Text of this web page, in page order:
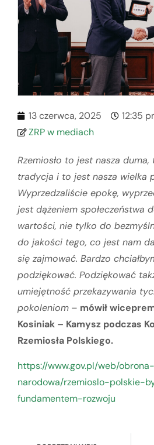
13 czerwca, 2025
12:35
ZRP w mediach
Rzemiosło to jest nasza
tradycja i to jest nasza wielka
Wyprzedzaliście epokę,
jest dążeniem społeczeństwa
wartości, nie tylko do
do jakości tego, co jest nam
się zajmować. Bardzo
podziękować. Podziękować
umiejętność przekazywania
pokoleniom – mówił
Kosiniak – Kamysz podczas
Rzemiosła Polskiego.
https://www.gov.pl/web/obrona-
narodowa/rzemioslo-polskie-
fundamentem-rozwoju